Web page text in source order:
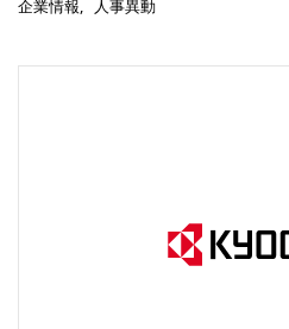
企業情報 人事異動